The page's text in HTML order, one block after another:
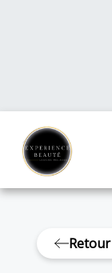
Retour